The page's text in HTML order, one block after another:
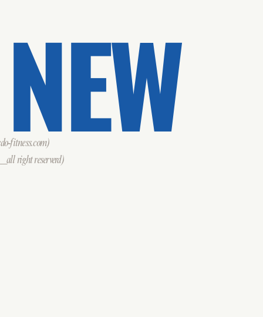
fitness.com)
right reserverd)